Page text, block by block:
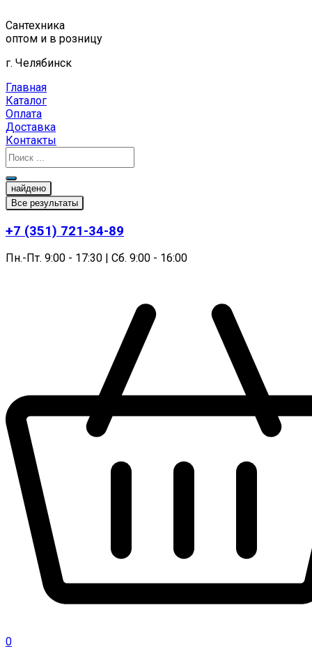
к
содержимому
Сантехника
оптом и в розницу
г. Челябинск
Главная
Каталог
Оплата
Доставка
Контакты
найдено
Все результаты
+7 (351) 721-34-89
Пн.-Пт. 9:00 - 17:30 | Сб. 9:00 - 16:00
0